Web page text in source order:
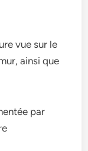
vue sur le
ainsi que